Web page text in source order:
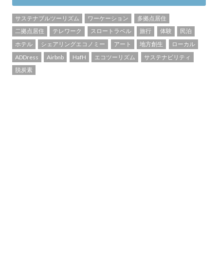
サステナブルツーリズム ワーケーション
多拠点居住
二拠点居住
テレワーク スロートラベル 旅行 体験
民泊
ホテル
シェアリングエコノミー アート 地方創生
ローカル
ADDress
Airbnb HafH エコツーリズム
サステナビリティ
脱炭素